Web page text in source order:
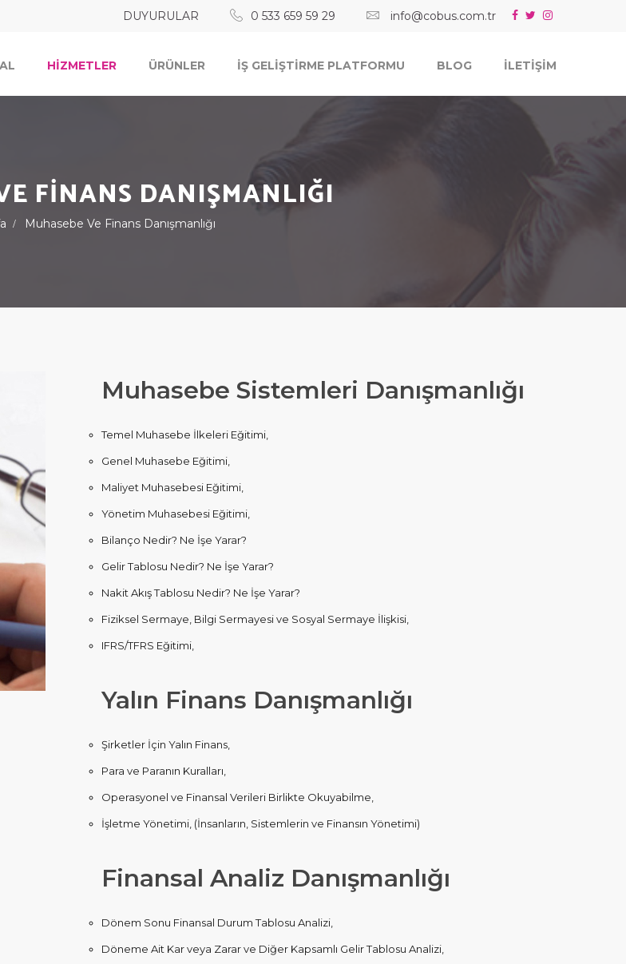
DUYURULAR 0 533 659 59 29 info@cobus.com.tr
HİZMETLER ÜRÜNLER İŞ GELİŞTİRME PLATFORMU BLOG İLETİŞİM
FİNANS DANIŞMANLIĞI
Muhasebe Ve Finans Danışmanlığı
Muhasebe Sistemleri Danışmanlığı
Temel Muhasebe İlkeleri Eğitimi,
Genel Muhasebe Eğitimi,
Maliyet Muhasebesi Eğitimi,
Yönetim Muhasebesi Eğitimi,
Bilanço Nedir? Ne İşe Yarar?
Gelir Tablosu Nedir? Ne İşe Yarar?
Nakit Akış Tablosu Nedir? Ne İşe Yarar?
Fiziksel Sermaye, Bilgi Sermayesi ve Sosyal Sermaye İlişkisi,
IFRS/TFRS Eğitimi,
Yalın Finans Danışmanlığı
Şirketler İçin Yalın Finans,
Para ve Paranın Kuralları,
Operasyonel ve Finansal Verileri Birlikte Okuyabilme,
İşletme Yönetimi, (İnsanların, Sistemlerin ve Finansın Yönetimi)
Finansal Analiz Danışmanlığı
Dönem Sonu Finansal Durum Tablosu Analizi,
Döneme Ait Kar veya Zarar ve Diğer Kapsamlı Gelir Tablosu Analizi,